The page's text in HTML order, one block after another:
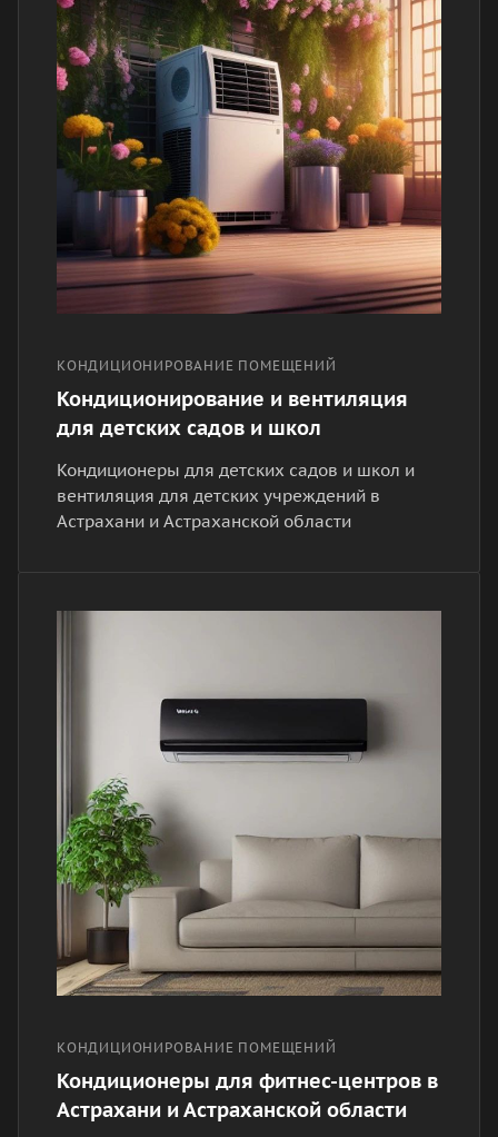
КОНДИЦИОНИРОВАНИЕ ПОМЕЩЕНИЙ
Кондиционирование и вентиляция
для детских садов и школ
Кондиционеры для детских садов и школ и
вентиляция для детских учреждений в
Астрахани и Астраханской области
КОНДИЦИОНИРОВАНИЕ ПОМЕЩЕНИЙ
Кондиционеры для фитнес-центров в
Астрахани и Астраханской области